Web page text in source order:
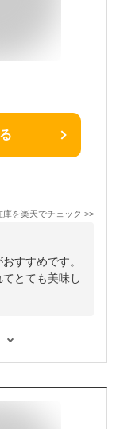
庫を楽天でチェック >>
すすめです。
とても美味し